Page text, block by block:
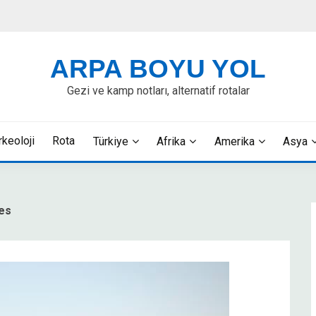
ARPA BOYU YOL
Gezi ve kamp notları, alternatif rotalar
Rota Türkiye Afrika Amerika Asya